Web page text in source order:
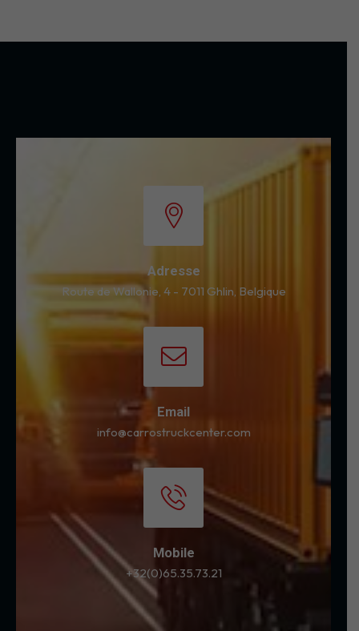
Adresse
Route de Wallonie, 4 - 7011 Ghlin, Belgique
Email
info@carrostruckcenter.com
Mobile
+32(0)65.35.73.21